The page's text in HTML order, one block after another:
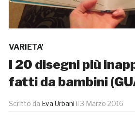
VARIETA'
I 20 disegni più
fatti da bambini
Scritto da Eva Urbani il 3 Marzo 2016